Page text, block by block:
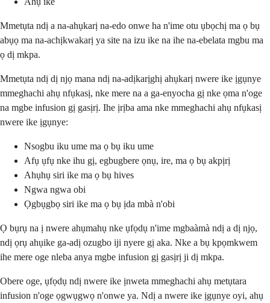
Mmetụta ndị a na-ahụkarị na-edo onwe ha n'ime otu ụbọchị ma ọ bụ
abụọ ma na-achịkwakarị ya site na izu ike na ihe na-ebelata mgbu ma
ọ dị mkpa.
Mmetụta ndị dị njọ mana ndị na-adịkarịghị ahụkarị nwere ike ịgụnye
mmeghachi ahụ nfụkasị, nke mere na a ga-enyocha gị nke ọma n'oge
na mgbe infusion gị gasịrị. Ihe ịrịba ama nke mmeghachi ahụ nfụkasị
nwere ike ịgụnye:
Nsogbu iku ume ma ọ bụ iku ume
Afụ ụfụ nke ihu gị, egbugbere ọnụ, ire, ma ọ bụ akpịrị
Ahụhụ siri ike ma ọ bụ hives
Ngwa ngwa obi
Ọgbụgbọ siri ike ma ọ bụ ịda mbà n'obi
Ọ bụrụ na ị nwere ahụmahụ nke ụfọdụ n'ime mgbaàmà ndị a dị njọ,
ndị ọrụ ahụike ga-adị ozugbo iji nyere gị aka. Nke a bụ kpọmkwem
ihe mere oge nleba anya mgbe infusion gị gasịrị ji dị mkpa.
Obere oge, ụfọdụ ndị nwere ike ịnweta mmeghachi ahụ metụtara
infusion n'oge ọgwụgwọ n'onwe ya. Ndị a nwere ike ịgụnye oyi, ahụ